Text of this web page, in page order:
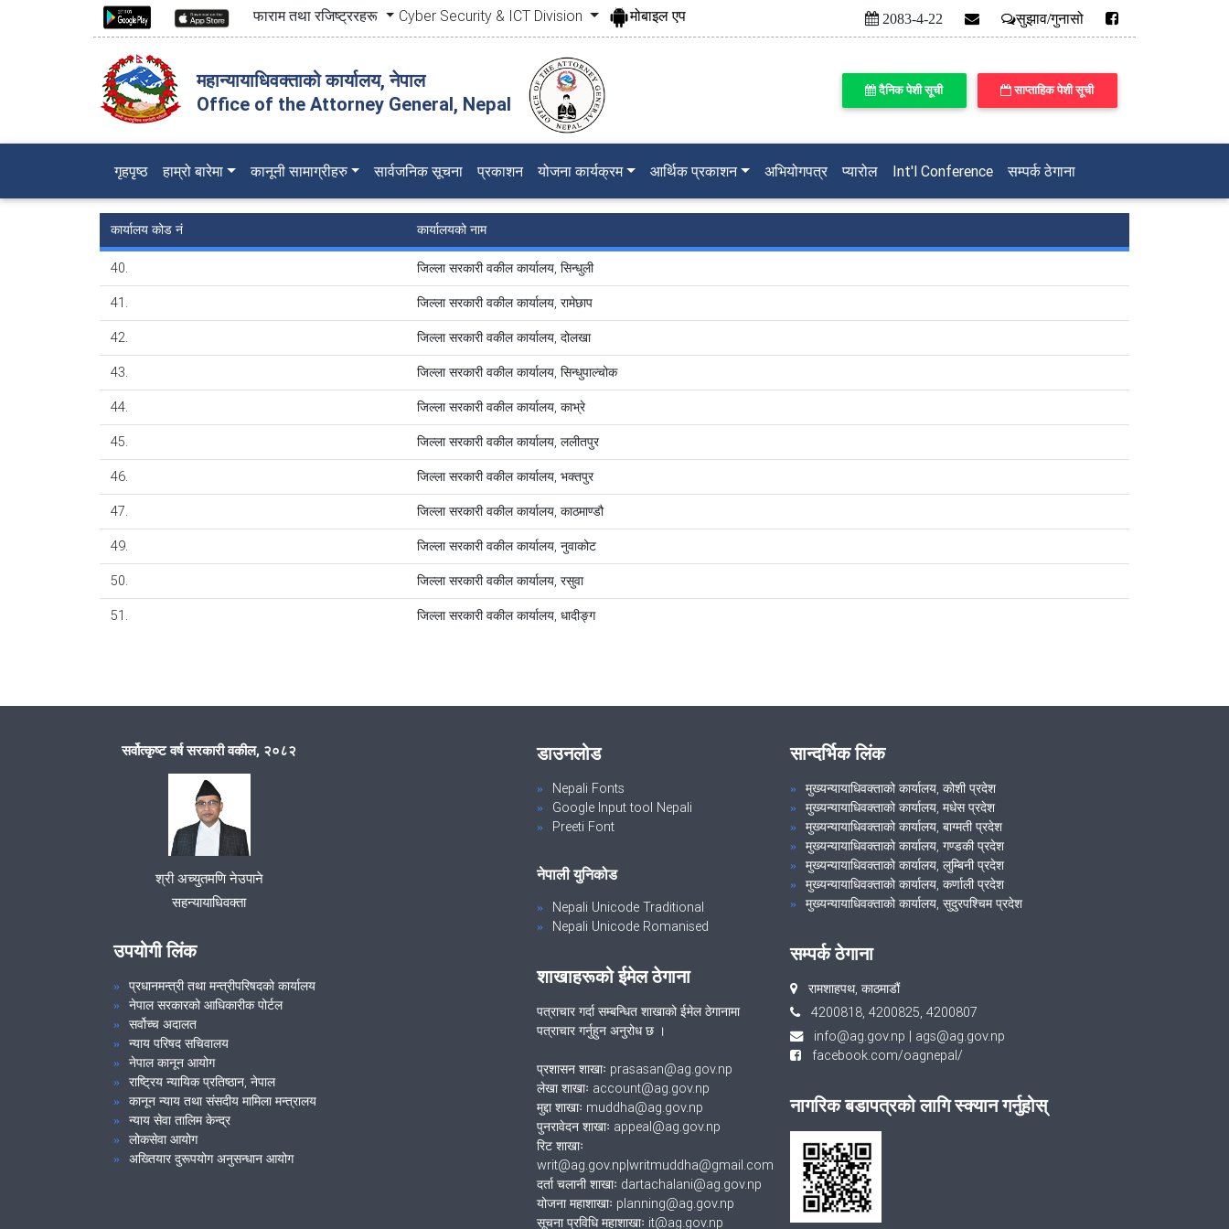
फाराम तथा रजिष्ट्ररहरू Cyber Security & ICT Division मोबाइल एप 2083-4-22 सुझाव/गुनासो
महान्यायाधिवक्ताको कार्यालय, नेपाल
Office of the Attorney General, Nepal
दैनिक पेशी सूची साप्ताहिक पेशी सूची
गृहपृष्ठ(current)
हाम्रो बारेमा कानूनी सामाग्रीहरु सार्वजनिक सूचना प्रकाशन योजना कार्यक्रम आर्थिक प्रकाशन अभियोगपत्र प्यारोल Int'l Conference सम्पर्क ठेगाना
कार्यालय कोड नं कार्यालयको नाम
40. जिल्ला सरकारी वकील कार्यालय, सिन्धुली
41. जिल्ला सरकारी वकील कार्यालय, रामेछाप
42. जिल्ला सरकारी वकील कार्यालय, दोलखा
43. जिल्ला सरकारी वकील कार्यालय, सिन्धुपाल्चोक
44. जिल्ला सरकारी वकील कार्यालय, काभ्रे
45. जिल्ला सरकारी वकील कार्यालय, ललीतपुर
46. जिल्ला सरकारी वकील कार्यालय, भक्तपुर
47. जिल्ला सरकारी वकील कार्यालय, काठमाण्डौ
49. जिल्ला सरकारी वकील कार्यालय, नुवाकोट
50. जिल्ला सरकारी वकील कार्यालय, रसुवा
51. जिल्ला सरकारी वकील कार्यालय, धादीङ्ग
सर्वोत्कृष्ट वर्ष सरकारी वकील, २०८२
श्री अच्युतमणि नेउपाने
सहन्यायाधिवक्ता
उपयोगी लिंक
प्रधानमन्त्री तथा मन्त्रीपरिषदको कार्यालय
नेपाल सरकारको आधिकारीक पोर्टल
सर्वोच्च अदालत
न्याय परिषद सचिवालय
नेपाल कानून आयोग
राष्ट्रिय न्यायिक प्रतिष्ठान, नेपाल
कानून न्याय तथा संसदीय मामिला मन्त्रालय
न्याय सेवा तालिम केन्द्र
लोकसेवा आयोग
अख्तियार दुरूपयोग अनुसन्धान आयोग
डाउनलोड
Nepali Fonts
Google Input tool Nepali
Preeti Font
नेपाली युनिकोड
Nepali Unicode Traditional
Nepali Unicode Romanised
शाखाहरूको ईमेल ठेगाना
पत्राचार गर्दा सम्बन्धित शाखाको ईमेल ठेगानामा
पत्राचार गर्नुहुन अनुरोध छ ।
प्रशासन शाखाः prasasan@ag.gov.np
लेखा शाखाः account@ag.gov.np
मुद्दा शाखाः muddha@ag.gov.np
पुनरावेदन शाखाः appeal@ag.gov.np
रिट शाखाः
writ@ag.gov.np|writmuddha@gmail.com
दर्ता चलानी शाखाः dartachalani@ag.gov.np
योजना महाशाखाः planning@ag.gov.np
सूचना प्रविधि महाशाखाः it@ag.gov.np
सान्दर्भिक लिंक
मुख्यन्यायाधिवक्ताको कार्यालय, कोशी प्रदेश
मुख्यन्यायाधिवक्ताको कार्यालय, मधेस प्रदेश
मुख्यन्यायाधिवक्ताको कार्यालय, बाग्मती प्रदेश
मुख्यन्यायाधिवक्ताको कार्यालय, गण्डकी प्रदेश
मुख्यन्यायाधिवक्ताको कार्यालय, लुम्बिनी प्रदेश
मुख्यन्यायाधिवक्ताको कार्यालय, कर्णाली प्रदेश
मुख्यन्यायाधिवक्ताको कार्यालय, सुदुरपश्चिम प्रदेश
सम्पर्क ठेगाना
रामशाहपथ, काठमाडौं
4200818, 4200825, 4200807
info@ag.gov.np | ags@ag.gov.np
facebook.com/oagnepal/
नागरिक बडापत्रको लागि स्क्यान गर्नुहोस्